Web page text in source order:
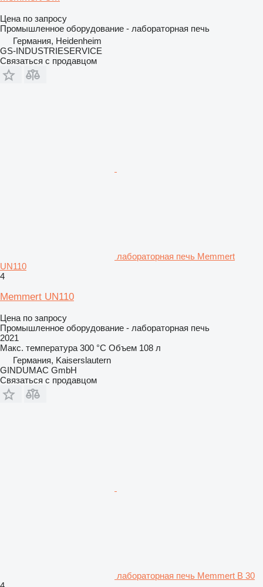
Цена по запросу
Промышленное оборудование - лабораторная печь
Германия, Heidenheim
GS-INDUSTRIESERVICE
Связаться с продавцом
лабораторная печь Memmert
UN110
4
Memmert UN110
Цена по запросу
Промышленное оборудование - лабораторная печь
2021
Макс. температура 300 °C Объем 108 л
Германия, Kaiserslautern
GINDUMAC GmbH
Связаться с продавцом
лабораторная печь Memmert B 30